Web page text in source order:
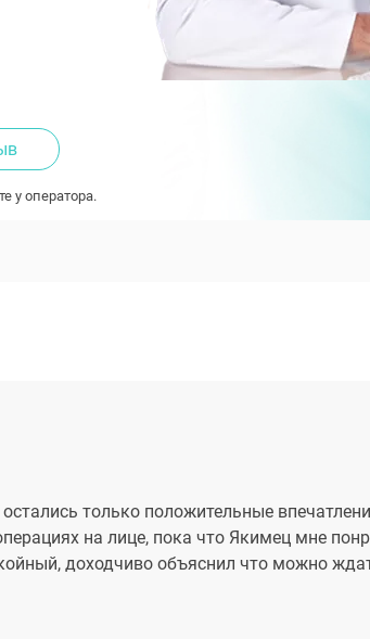
у оператора.
только положительные
на лице, пока что Якимец мне
доходчиво объяснил что можно